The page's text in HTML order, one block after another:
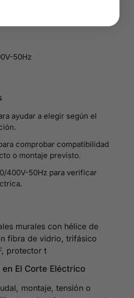
50Hz
ayudar a elegir según el
comprobar compatibilidad
o montaje previsto.
400V-50Hz para verificar
murales con hélice de
fibra de vidrio, trifásico
protector t
El Corte Eléctrico
montaje, tensión o